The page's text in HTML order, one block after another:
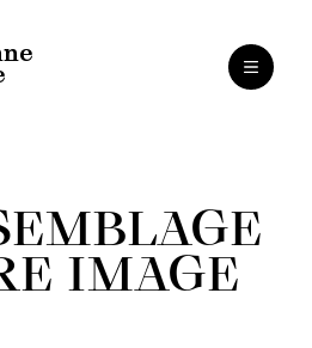
IMAGE